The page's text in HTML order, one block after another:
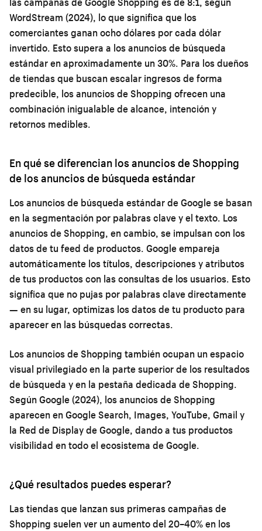
WordStream (2024), lo que significa que los
comerciantes ganan ocho dólares por cada dólar
invertido. Esto supera a los anuncios de búsqueda
estándar en aproximadamente un 30%. Para los dueños
de tiendas que buscan escalar ingresos de forma
predecible, los anuncios de Shopping ofrecen una
combinación inigualable de alcance, intención y
retornos medibles.
En qué se diferencian los anuncios de Shopping
de los anuncios de búsqueda estándar
Los anuncios de búsqueda estándar de Google se basan
en la segmentación por palabras clave y el texto. Los
anuncios de Shopping, en cambio, se impulsan con los
datos de tu feed de productos. Google empareja
automáticamente los títulos, descripciones y atributos
de tus productos con las consultas de los usuarios. Esto
significa que no pujas por palabras clave directamente
— en su lugar, optimizas los datos de tu producto para
aparecer en las búsquedas correctas.
Los anuncios de Shopping también ocupan un espacio
visual privilegiado en la parte superior de los resultados
de búsqueda y en la pestaña dedicada de Shopping.
Según Google (2024), los anuncios de Shopping
aparecen en Google Search, Images, YouTube, Gmail y
la Red de Display de Google, dando a tus productos
visibilidad en todo el ecosistema de Google.
¿Qué resultados puedes esperar?
Las tiendas que lanzan sus primeras campañas de
Shopping suelen ver un aumento del 20–40% en los